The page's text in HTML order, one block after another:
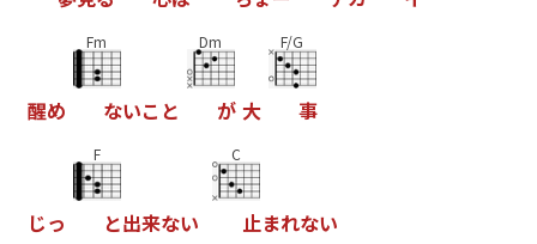
醒め
Fm
ないこ と
Dm
が 大
F/G
事
じっ
F
と出来ない
C
止まれない